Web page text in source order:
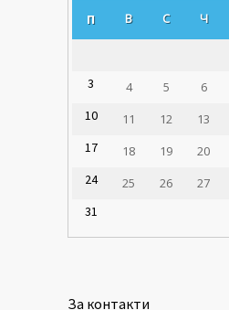
П В С Ч
3
4 5 6
10
11 12 13
17
18 19 20
24
25 26 27
31
За контакти